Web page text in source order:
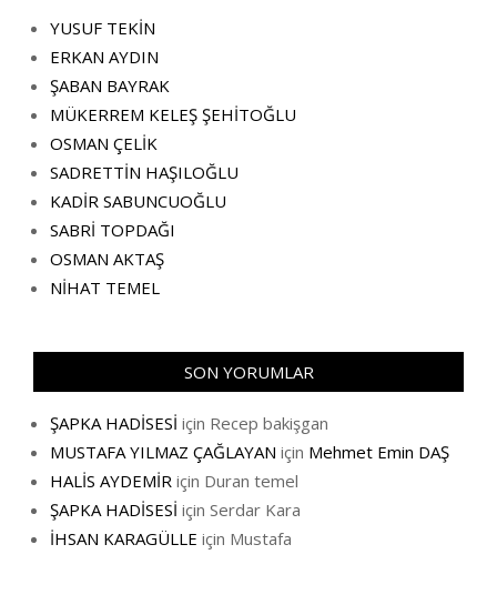
YUSUF TEKİN
ERKAN AYDIN
ŞABAN BAYRAK
MÜKERREM KELEŞ ŞEHİTOĞLU
OSMAN ÇELİK
SADRETTİN HAŞILOĞLU
KADİR SABUNCUOĞLU
SABRİ TOPDAĞI
OSMAN AKTAŞ
NİHAT TEMEL
SON YORUMLAR
ŞAPKA HADİSESİ için Recep bakişgan
MUSTAFA YILMAZ ÇAĞLAYAN için Mehmet Emin DAŞ
HALİS AYDEMİR için Duran temel
ŞAPKA HADİSESİ için Serdar Kara
İHSAN KARAGÜLLE için Mustafa